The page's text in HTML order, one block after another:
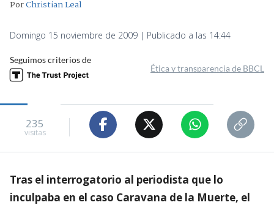
PorChristian Leal
Domingo 15 noviembre de 2009 | Publicado a las 14:44
Seguimos criterios de
Ética y transparencia de BBCL
235
visitas
Tras el interrogatorio al periodista que lo
inculpaba en el caso Caravana de la Muerte, el